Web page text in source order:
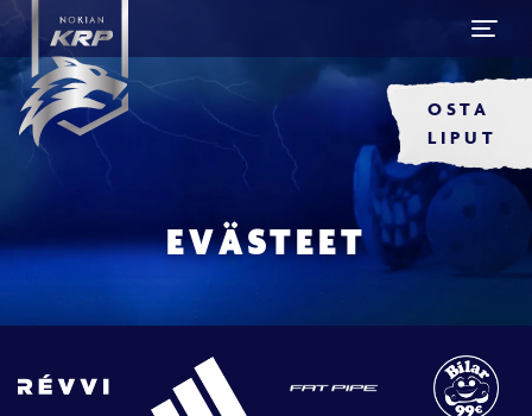
OSTA
LIPUT
EVÄSTEET